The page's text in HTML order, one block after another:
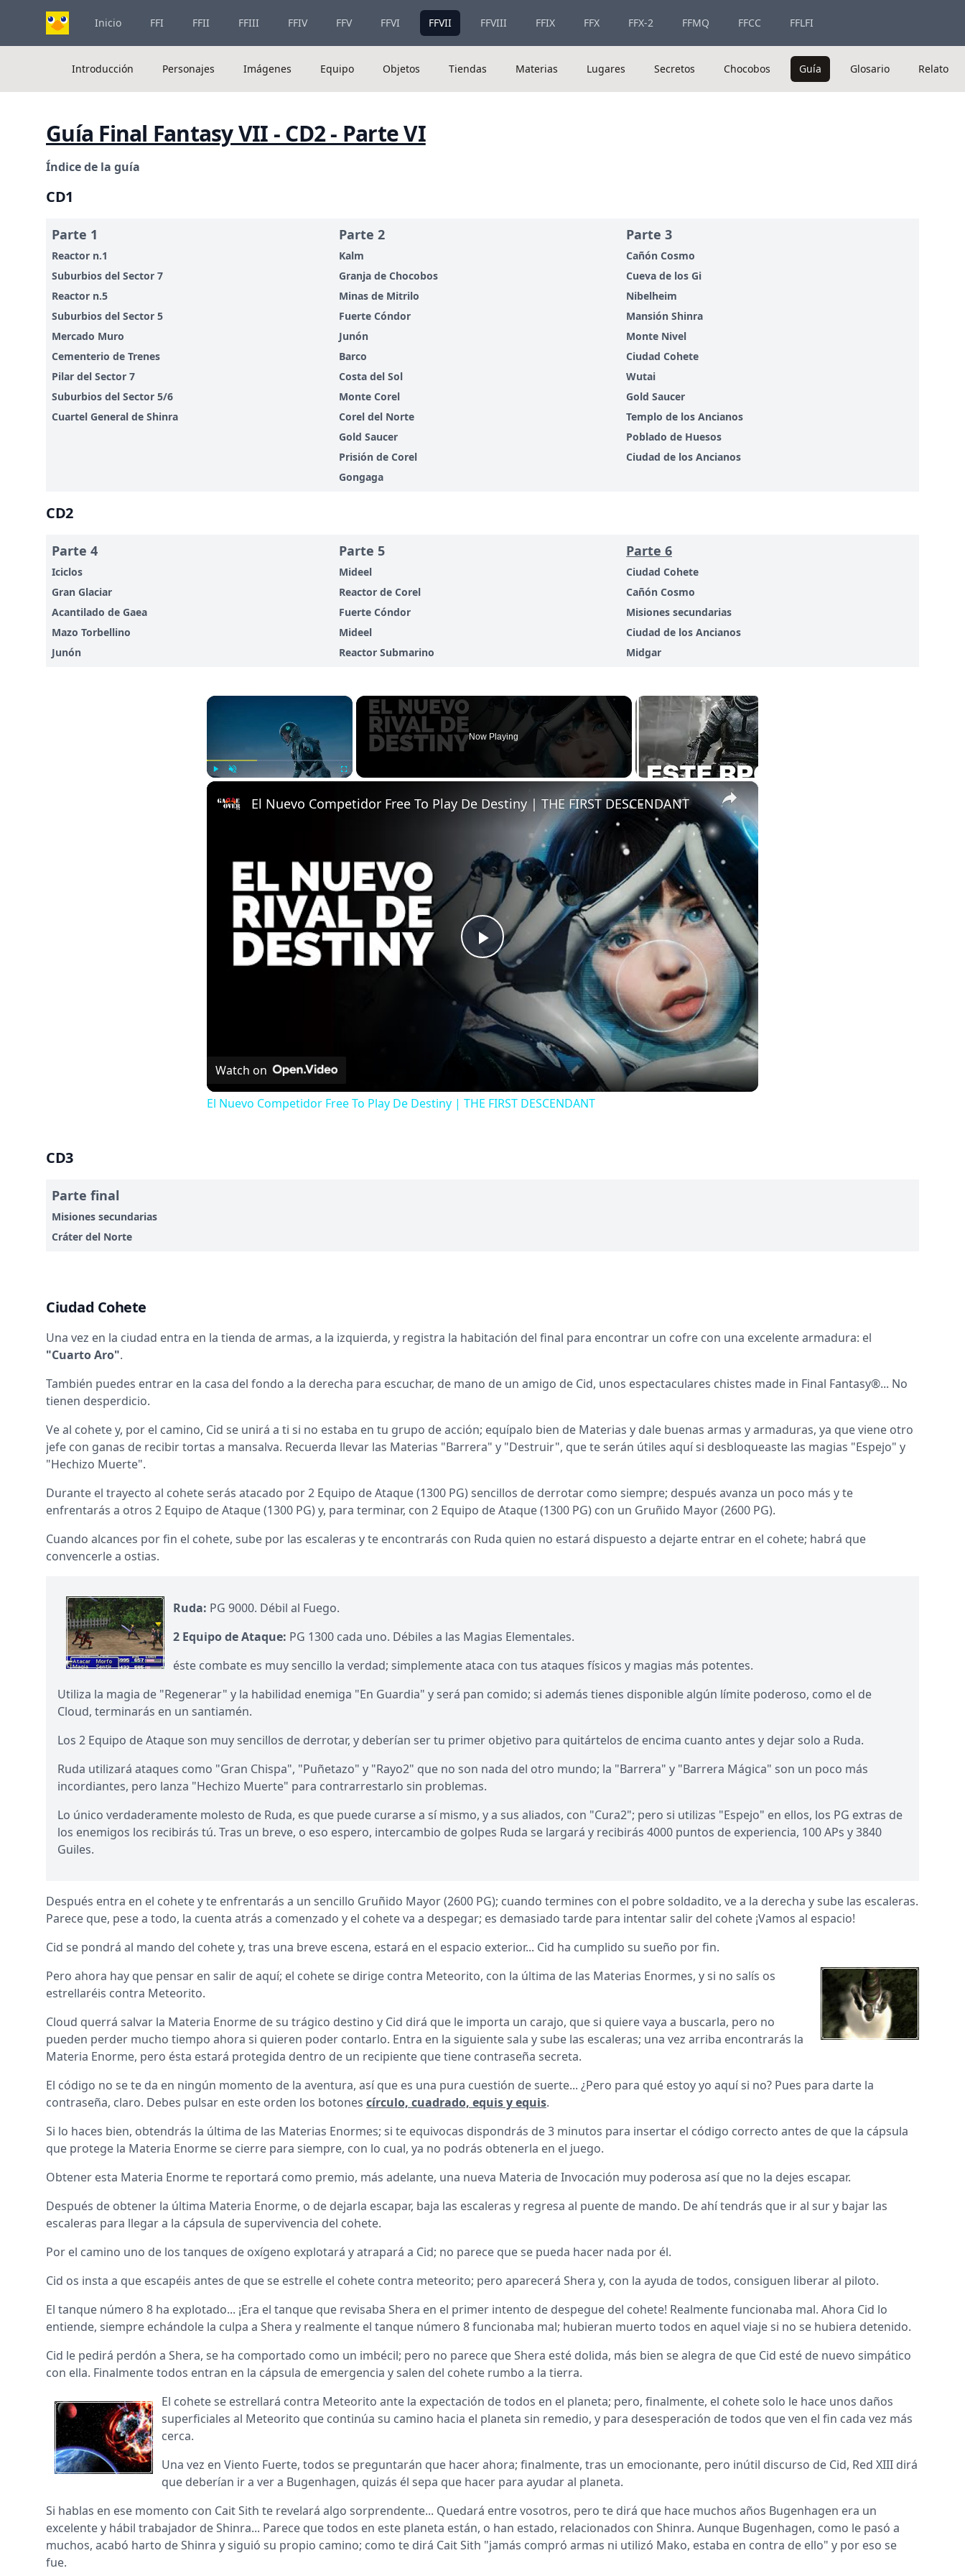
Inicio FFI FFII FFIII FFIV FFV FFVI FFVII FFVIII FFIX FFX FFX-2 FFMQ FFCC FFLFI
Introducción Personajes Imágenes Equipo Objetos Tiendas Materias Lugares Secretos Chocobos Guía Glosario Relato
Guía Final Fantasy VII - CD2 - Parte VI
Índice de la guía
CD1
Parte 1
Reactor n.1
Suburbios del Sector 7
Reactor n.5
Suburbios del Sector 5
Mercado Muro
Cementerio de Trenes
Pilar del Sector 7
Suburbios del Sector 5/6
Cuartel General de Shinra
Parte 2
Kalm
Granja de Chocobos
Minas de Mitrilo
Fuerte Cóndor
Junón
Barco
Costa del Sol
Monte Corel
Corel del Norte
Gold Saucer
Prisión de Corel
Gongaga
Parte 3
Cañón Cosmo
Cueva de los Gi
Nibelheim
Mansión Shinra
Monte Nivel
Ciudad Cohete
Wutai
Gold Saucer
Templo de los Ancianos
Poblado de Huesos
Ciudad de los Ancianos
CD2
Parte 4
Iciclos
Gran Glaciar
Acantilado de Gaea
Mazo Torbellino
Junón
Parte 5
Mideel
Reactor de Corel
Fuerte Cóndor
Mideel
Reactor Submarino
Parte 6
Ciudad Cohete
Cañón Cosmo
Misiones secundarias
Ciudad de los Ancianos
Midgar
×
Now Playing
×
Play
Video
El Nuevo Competidor Free To Play De Destiny | THE FIRST DESCENDANT
Watch on
El Nuevo Competidor Free To Play De Destiny | THE FIRST DESCENDANT
CD3
Parte final
Misiones secundarias
Cráter del Norte
Ciudad Cohete
Una vez en la ciudad entra en la tienda de armas, a la izquierda, y registra la habitación del final para encontrar un cofre con una excelente armadura: el
"Cuarto Aro".
También puedes entrar en la casa del fondo a la derecha para escuchar, de mano de un amigo de Cid, unos espectaculares chistes made in Final Fantasy®... No
tienen desperdicio.
Ve al cohete y, por el camino, Cid se unirá a ti si no estaba en tu grupo de acción; equípalo bien de Materias y dale buenas armas y armaduras, ya que viene otro
jefe con ganas de recibir tortas a mansalva. Recuerda llevar las Materias "Barrera" y "Destruir", que te serán útiles aquí si desbloqueaste las magias "Espejo" y
"Hechizo Muerte".
Durante el trayecto al cohete serás atacado por 2 Equipo de Ataque (1300 PG) sencillos de derrotar como siempre; después avanza un poco más y te
enfrentarás a otros 2 Equipo de Ataque (1300 PG) y, para terminar, con 2 Equipo de Ataque (1300 PG) con un Gruñido Mayor (2600 PG).
Cuando alcances por fin el cohete, sube por las escaleras y te encontrarás con Ruda quien no estará dispuesto a dejarte entrar en el cohete; habrá que
convencerle a ostias.
Ruda: PG 9000. Débil al Fuego.
2 Equipo de Ataque: PG 1300 cada uno. Débiles a las Magias Elementales.
éste combate es muy sencillo la verdad; simplemente ataca con tus ataques físicos y magias más potentes.
Utiliza la magia de "Regenerar" y la habilidad enemiga "En Guardia" y será pan comido; si además tienes disponible algún límite poderoso, como el de
Cloud, terminarás en un santiamén.
Los 2 Equipo de Ataque son muy sencillos de derrotar, y deberían ser tu primer objetivo para quitártelos de encima cuanto antes y dejar solo a Ruda.
Ruda utilizará ataques como "Gran Chispa", "Puñetazo" y "Rayo2" que no son nada del otro mundo; la "Barrera" y "Barrera Mágica" son un poco más
incordiantes, pero lanza "Hechizo Muerte" para contrarrestarlo sin problemas.
Lo único verdaderamente molesto de Ruda, es que puede curarse a sí mismo, y a sus aliados, con "Cura2"; pero si utilizas "Espejo" en ellos, los PG extras de
los enemigos los recibirás tú. Tras un breve, o eso espero, intercambio de golpes Ruda se largará y recibirás 4000 puntos de experiencia, 100 APs y 3840
Guiles.
Después entra en el cohete y te enfrentarás a un sencillo Gruñido Mayor (2600 PG); cuando termines con el pobre soldadito, ve a la derecha y sube las escaleras.
Parece que, pese a todo, la cuenta atrás a comenzado y el cohete va a despegar; es demasiado tarde para intentar salir del cohete ¡Vamos al espacio!
Cid se pondrá al mando del cohete y, tras una breve escena, estará en el espacio exterior... Cid ha cumplido su sueño por fin.
Pero ahora hay que pensar en salir de aquí; el cohete se dirige contra Meteorito, con la última de las Materias Enormes, y si no salís os
estrellaréis contra Meteorito.
Cloud querrá salvar la Materia Enorme de su trágico destino y Cid dirá que le importa un carajo, que si quiere vaya a buscarla, pero no
pueden perder mucho tiempo ahora si quieren poder contarlo. Entra en la siguiente sala y sube las escaleras; una vez arriba encontrarás la
Materia Enorme, pero ésta estará protegida dentro de un recipiente que tiene contraseña secreta.
El código no se te da en ningún momento de la aventura, así que es una pura cuestión de suerte... ¿Pero para qué estoy yo aquí si no? Pues para darte la
contraseña, claro. Debes pulsar en este orden los botones círculo, cuadrado, equis y equis.
Si lo haces bien, obtendrás la última de las Materias Enormes; si te equivocas dispondrás de 3 minutos para insertar el código correcto antes de que la cápsula
que protege la Materia Enorme se cierre para siempre, con lo cual, ya no podrás obtenerla en el juego.
Obtener esta Materia Enorme te reportará como premio, más adelante, una nueva Materia de Invocación muy poderosa así que no la dejes escapar.
Después de obtener la última Materia Enorme, o de dejarla escapar, baja las escaleras y regresa al puente de mando. De ahí tendrás que ir al sur y bajar las
escaleras para llegar a la cápsula de supervivencia del cohete.
Por el camino uno de los tanques de oxígeno explotará y atrapará a Cid; no parece que se pueda hacer nada por él.
Cid os insta a que escapéis antes de que se estrelle el cohete contra meteorito; pero aparecerá Shera y, con la ayuda de todos, consiguen liberar al piloto.
El tanque número 8 ha explotado... ¡Era el tanque que revisaba Shera en el primer intento de despegue del cohete! Realmente funcionaba mal. Ahora Cid lo
entiende, siempre echándole la culpa a Shera y realmente el tanque número 8 funcionaba mal; hubieran muerto todos en aquel viaje si no se hubiera detenido.
Cid le pedirá perdón a Shera, se ha comportado como un imbécil; pero no parece que Shera esté dolida, más bien se alegra de que Cid esté de nuevo simpático
con ella. Finalmente todos entran en la cápsula de emergencia y salen del cohete rumbo a la tierra.
El cohete se estrellará contra Meteorito ante la expectación de todos en el planeta; pero, finalmente, el cohete solo le hace unos daños
superficiales al Meteorito que continúa su camino hacia el planeta sin remedio, y para desesperación de todos que ven el fin cada vez más
cerca.
Una vez en Viento Fuerte, todos se preguntarán que hacer ahora; finalmente, tras un emocionante, pero inútil discurso de Cid, Red XIII dirá
que deberían ir a ver a Bugenhagen, quizás él sepa que hacer para ayudar al planeta.
Si hablas en ese momento con Cait Sith te revelará algo sorprendente... Quedará entre vosotros, pero te dirá que hace muchos años Bugenhagen era un
excelente y hábil trabajador de Shinra... Parece que todos en este planeta están, o han estado, relacionados con Shinra. Aunque Bugenhagen, como le pasó a
muchos, acabó harto de Shinra y siguió su propio camino; como te dirá Cait Sith "jamás compró armas ni utilizó Mako, estaba en contra de ello" y por eso se
fue.